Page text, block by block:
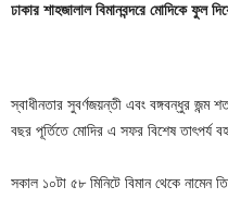
ঢাকার শাহজালাল বিমানবন্দরে মোদিকে ফুল
স্বাধীনতার সুবর্ণজয়ন্তী এবং বঙ্গবন্ধুর জন্ম
বছর পূর্তিতে মোদির এ সফর বিশেষ তাৎপর্য
সকাল ১০টা ৫৮ মিনিটে বিমান থেকে নামেন